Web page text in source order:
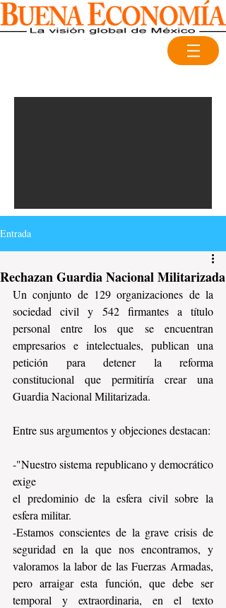
Entrada
Rechazan Guardia Nacional Militarizada
Un conjunto de 129 organizaciones de la
sociedad civil y 542 firmantes a título
personal entre los que se encuentran
empresarios e intelectuales, publican una
petición para detener la reforma
constitucional que permitiría crear una
Guardia Nacional Militarizada.
Entre sus argumentos y objeciones destacan:
-"Nuestro sistema republicano y democrático
exige
el predominio de la esfera civil sobre la
esfera militar.
-Estamos conscientes de la grave crisis de
seguridad en la que nos encontramos, y
valoramos la labor de las Fuerzas Armadas,
pero arraigar esta función, que debe ser
temporal y extraordinaria, en el texto